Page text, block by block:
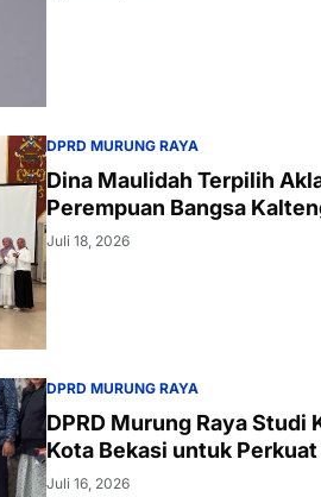
DPRD MURUNG RAYA
Dina Maulidah Terpilih
Perempuan Bangsa
Juli 18, 2026
DPRD MURUNG RAYA
DPRD Murung Raya Studi
Kota Bekasi untuk
Juli 16, 2026